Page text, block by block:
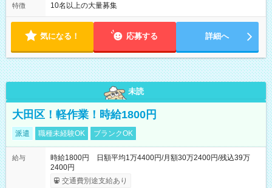
特徴 10名以上の大量募集
気になる！ 応募する 詳細へ
未読
大田区！軽作業！時給1800円
派遣 職種未経験OK ブランクOK
給与
時給1800円 日額平均1万4400円/月額30万2400円/残込39万
2400円
交通費別途支給あり